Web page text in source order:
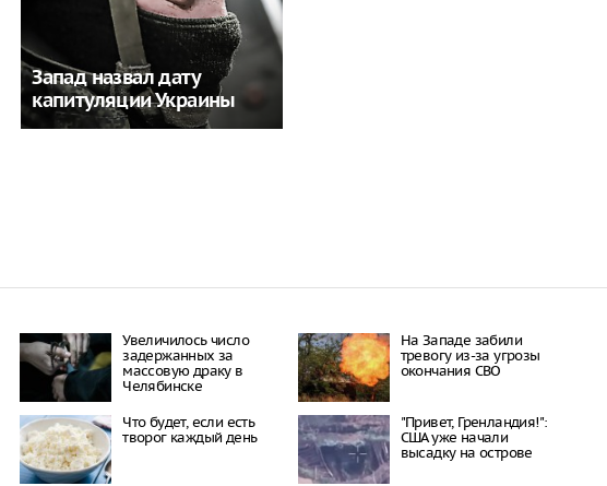
Запад назвал дату
капитуляции Украины
Увеличилось число
задержанных за
массовую драку в
Челябинске
На Западе забили
тревогу из-за угрозы
окончания СВО
Что будет, если есть
творог каждый день
"Привет, Гренландия!":
США уже начали
высадку на острове